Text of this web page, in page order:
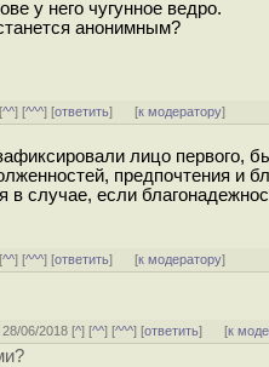
у него чугунное ведро.
анонимным?
^^] [^^^] [ответить] [к модератору]
лицо первого,
предпочтения и
в случае, если
^^] [^^^] [ответить] [к модератору]
06/2018 [^] [^^] [^^^] [ответить] [к